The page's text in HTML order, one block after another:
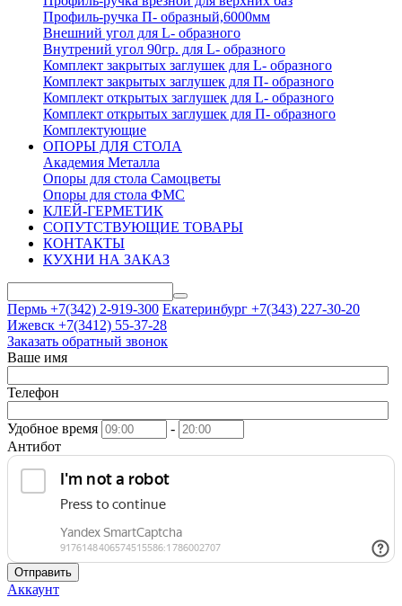
Профиль-ручка П- образный,6000мм
Внешний угол для L- образного
Внутрений угол 90гр. для L- образного
Комплект закрытых заглушек для L- образного
Комплект закрытых заглушек для П- образного
Комплект открытых заглушек для L- образного
Комплект открытых заглушек для П- образного
Комплектующие
ОПОРЫ ДЛЯ СТОЛА
Академия Металла
Опоры для стола Самоцветы
Опоры для стола ФМС
КЛЕЙ-ГЕРМЕТИК
СОПУТСТВУЮЩИЕ ТОВАРЫ
КОНТАКТЫ
КУХНИ НА ЗАКАЗ
Пермь +7(342) 2-919-300 Екатеринбург +7(343) 227-30-20
Ижевск +7(3412) 55-37-28
Заказать обратный звонок
Ваше имя
Телефон
Удобное время
-
Антибот
Отправить
Аккаунт